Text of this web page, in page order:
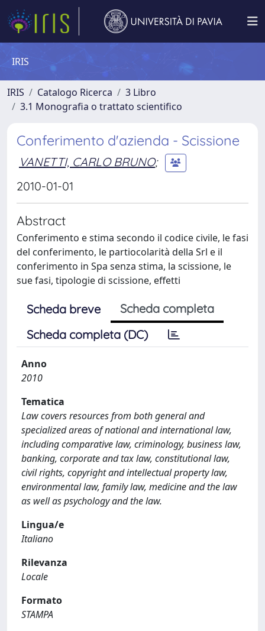
IRIS
IRIS Catalogo Ricerca
3 Libro
3.1 Monografia o trattato scientifico
Conferimento d'azienda - Scissione
VANETTI, CARLO BRUNO;
2010-01-01
Abstract
Conferimento e stima secondo il codice civile, le fasi
del conferimento, le partiocolarità della Srl e il
conferimento in Spa senza stima, la scissione, le
sue fasi, tipologie di scissione, effetti
Scheda breve
Scheda completa
Scheda completa (DC)
Anno
2010
Tematica
Law covers resources from both general and
specialized areas of national and international law,
including comparative law, criminology, business law,
banking, corporate and tax law, constitutional law,
civil rights, copyright and intellectual property law,
environmental law, family law, medicine and the law
as well as psychology and the law.
Lingua/e
Italiano
Rilevanza
Locale
Formato
STAMPA